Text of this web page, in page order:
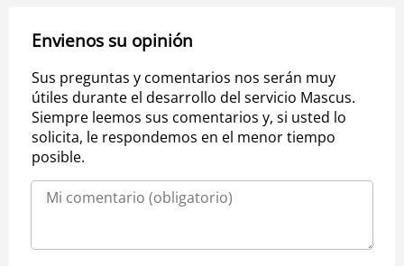
Envienos su opinión
Sus preguntas y comentarios nos serán muy
útiles durante el desarrollo del servicio Mascus.
Siempre leemos sus comentarios y, si usted lo
solicita, le respondemos en el menor tiempo
posible.